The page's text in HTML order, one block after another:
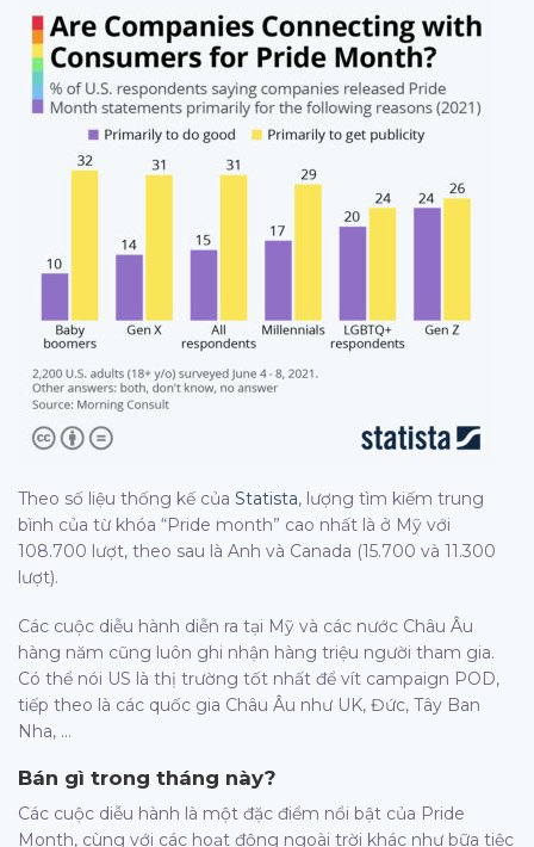
Theo số liệu thống kế của Statista, lượng tìm kiếm trung
bình của từ khóa “Pride month” cao nhất là ở Mỹ với
108.700 lượt, theo sau là Anh và Canada (15.700 và 11.300
lượt).
Các cuộc diễu hành diễn ra tại Mỹ và các nước Châu Âu
hàng năm cũng luôn ghi nhận hàng triệu người tham gia.
Có thể nói US là thị trường tốt nhất để vít campaign POD,
tiếp theo là các quốc gia Châu Âu như UK, Đức, Tây Ban
Nha, …
Bán gì trong tháng này?
Các cuộc diễu hành là một đặc điểm nổi bật của Pride
Month, cùng với các hoạt động ngoài trời khác như bữa tiệc